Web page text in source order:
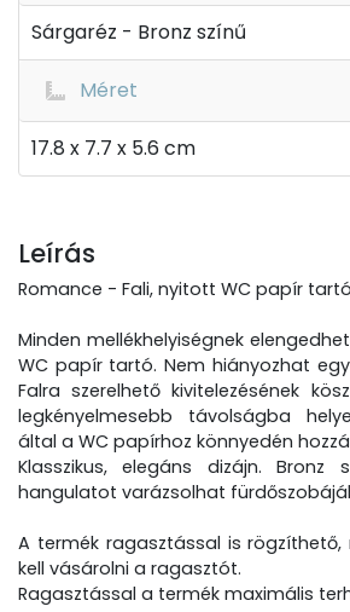
Sárgaréz - Bronz színű
Méret
17.8 x 7.7 x 5.6 cm
Leírás
Romance - Fali, nyitott WC papír
Minden mellékhelyiségnek
WC papír tartó. Nem hiányozhat
Falra szerelhető kivitelezésének
legkényelmesebb távolságba
által a WC papírhoz könnyedén
Klasszikus, elegáns dizájn. Bronz
hangulatot varázsolhat
A termék ragasztással is rögzíthető,
kell vásárolni a ragasztót.
Ragasztással a termék maximális